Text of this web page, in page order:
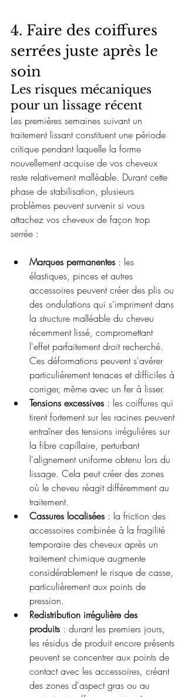
4. Faire des coiffures
serrées juste après le
soin
Les risques mécaniques
pour un lissage récent
Les premières semaines suivant un
traitement lissant constituent une période
critique pendant laquelle la forme
nouvellement acquise de vos cheveux
reste relativement malléable. Durant cette
phase de stabilisation, plusieurs
problèmes peuvent survenir si vous
attachez vos cheveux de façon trop
serrée :
Marques permanentes : les
élastiques, pinces et autres
accessoires peuvent créer des plis ou
des ondulations qui s'impriment dans
la structure malléable du cheveu
récemment lissé, compromettant
l'effet parfaitement droit recherché.
Ces déformations peuvent s'avérer
particulièrement tenaces et difficiles à
corriger, même avec un fer à lisser.
Tensions excessives : les coiffures qui
tirent fortement sur les racines peuvent
entraîner des tensions irrégulières sur
la fibre capillaire, perturbant
l'alignement uniforme obtenu lors du
lissage. Cela peut créer des zones
où le cheveu réagit différemment au
traitement.
Cassures localisées : la friction des
accessoires combinée à la fragilité
temporaire des cheveux après un
traitement chimique augmente
considérablement le risque de casse,
particulièrement aux points de
pression.
Redistribution irrégulière des
produits : durant les premiers jours,
les résidus de produit encore présents
peuvent se concentrer aux points de
contact avec les accessoires, créant
des zones d'aspect gras ou au